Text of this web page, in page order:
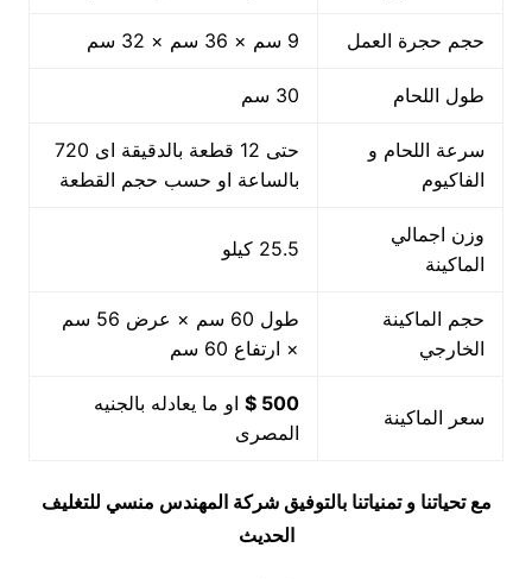
حجم حجرة العمل 9 سم × 36 سم × 32 سم
طول اللحام 30 سم
سرعة اللحام و
الفاكيوم
حتى 12 قطعة بالدقيقة اى 720
بالساعة او حسب حجم القطعة
وزن اجمالي
الماكينة
25.5 كيلو
حجم الماكينة
الخارجي
طول 60 سم × عرض 56 سم
× ارتفاع 60 سم
سعر الماكينة
500 $
او ما يعادله بالجنيه
المصرى
مع تحياتنا و تمنياتنا بالتوفيق شركة المهندس منسي للتغليف
الحديث